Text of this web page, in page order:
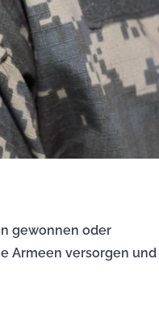
gewonnen oder
Armeen versorgen und